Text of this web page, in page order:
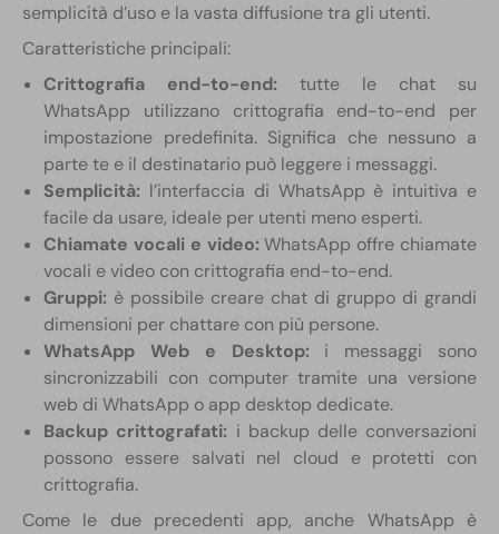
semplicità d’uso e la vasta diffusione tra gli utenti.
Caratteristiche principali:
Crittografia end-to-end: tutte le chat su
WhatsApp utilizzano crittografia end-to-end per
impostazione predefinita. Significa che nessuno a
parte te e il destinatario può leggere i messaggi.
Semplicità: l’interfaccia di WhatsApp è intuitiva e
facile da usare, ideale per utenti meno esperti.
Chiamate vocali e video: WhatsApp offre chiamate
vocali e video con crittografia end-to-end.
Gruppi: è possibile creare chat di gruppo di grandi
dimensioni per chattare con più persone.
WhatsApp Web e Desktop: i messaggi sono
sincronizzabili con computer tramite una versione
web di WhatsApp o app desktop dedicate.
Backup crittografati: i backup delle conversazioni
possono essere salvati nel cloud e protetti con
crittografia.
Come le due precedenti app, anche WhatsApp è